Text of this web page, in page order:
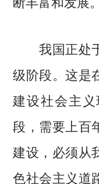
我国正处于
级阶段。这是
建设社会主
段，需要上百
建设，必须从
色社会主义道